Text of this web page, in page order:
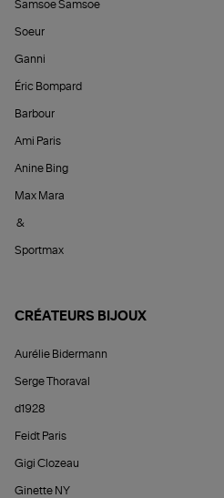
Samsoe Samsoe
Soeur
Ganni
Éric Bompard
Barbour
Ami Paris
Anine Bing
Max Mara
&
Sportmax
CRÉATEURS BIJOUX
Aurélie Bidermann
Serge Thoraval
d1928
Feidt Paris
Gigi Clozeau
Ginette NY